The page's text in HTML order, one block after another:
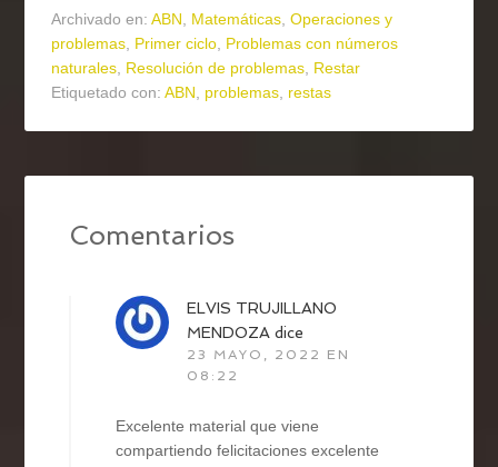
Archivado en:ABN Matemáticas ,Operaciones y
problemas Primer ciclo Problemas con números
naturales Resolución de problemas Restar
Etiquetado con:ABN problemas restas
Comentarios
ELVIS TRUJILLANO
MENDOZA dice
23 MAYO, 2022 EN
08:22
Excelente material que viene
compartiendo felicitaciones excelente